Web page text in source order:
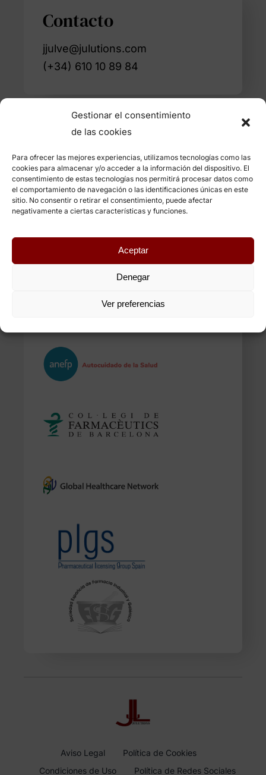
Gestionar el consentimiento
de las cookies
Para ofrecer las mejores experiencias, utilizamos tecnologías como las
cookies para almacenar y/o acceder a la información del dispositivo. El
consentimiento de estas tecnologías nos permitirá procesar datos como
el comportamiento de navegación o las identificaciones únicas en este
sitio. No consentir o retirar el consentimiento, puede afectar
negativamente a ciertas características y funciones.
Aceptar
Denegar
Ver preferencias
Contacto
jjulve@julutions.com
(+34) 610 10 89 84
Enlaces de interés
Sobre Mí Servicios Clientes Contacto
Aviso Legal
Política de Cookies
Condiciones de Uso
Política de Redes Sociales